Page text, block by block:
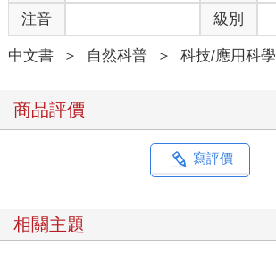
注音 級別
中文書 ＞ 自然科普 ＞ 科技/應用科學
商品評價
寫評價
相關主題